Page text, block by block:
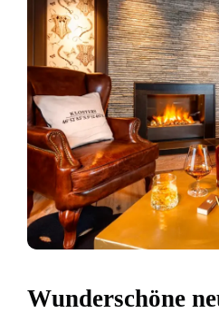
Wunderschöne